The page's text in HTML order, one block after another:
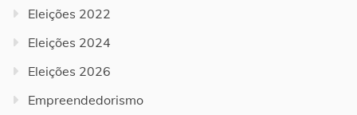
Eleições 2022
Eleições 2024
Eleições 2026
Empreendedorismo